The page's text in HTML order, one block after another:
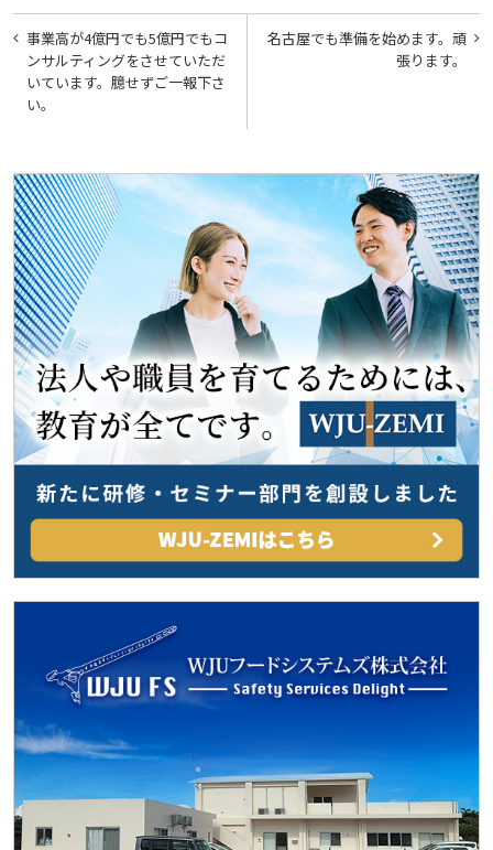
投
稿
ナ
ゲ
ー
シ
ョ
ン
名古屋でも準備を始めます。頑
張ります。
事業高が4億円でも5億円でもコ
ンサルティングをさせていただ
いています。臆せずご一報下さ
い。